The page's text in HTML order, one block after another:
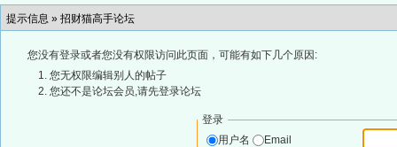
提示信息 » 招财猫高手论坛
您没有登录或者您没有权限访问此页面，可能有如下几个原因:
您无权限编辑别人的帖子
您还不是论坛会员,请先登录论坛
登录
用户名
Email